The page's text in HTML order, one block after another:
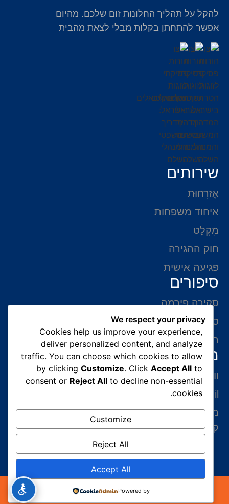
להקל על תהליך החלונות זום שלכם. מהיום
אפשר להתחתן בקלות מבלי לצאת מהבית
שירותים
אֶזרָחוּת
איחוד משפחות
מִקְלָט
חוק ההגירה
פגיעה אישית
סיפורים
סקירה פירמה
סיפורי הצלחה
המלצות של לקוחות
מידע ליצירת קשר
ווצאפ 054-765-0002
gabriel@benatovlaw.co.il
מצדה 9 בני ברק קומה 35 מגדל ב.ס.ר 3 (מול
קניון איילון ליד הרכבת הקלה בן גוריון)
כל הזכויות שמורות 2026© עורך דין הגירה | עורך דין
We respect your privacy
Cookies help us improve your experience,
deliver personalized content, and analyze
traffic. You can choose which cookies to allow
by clickingCustomize. ClickAccept All to
consent or Reject All to decline non-essential
cookies.
Customize
Reject All
Accept All
Powered by